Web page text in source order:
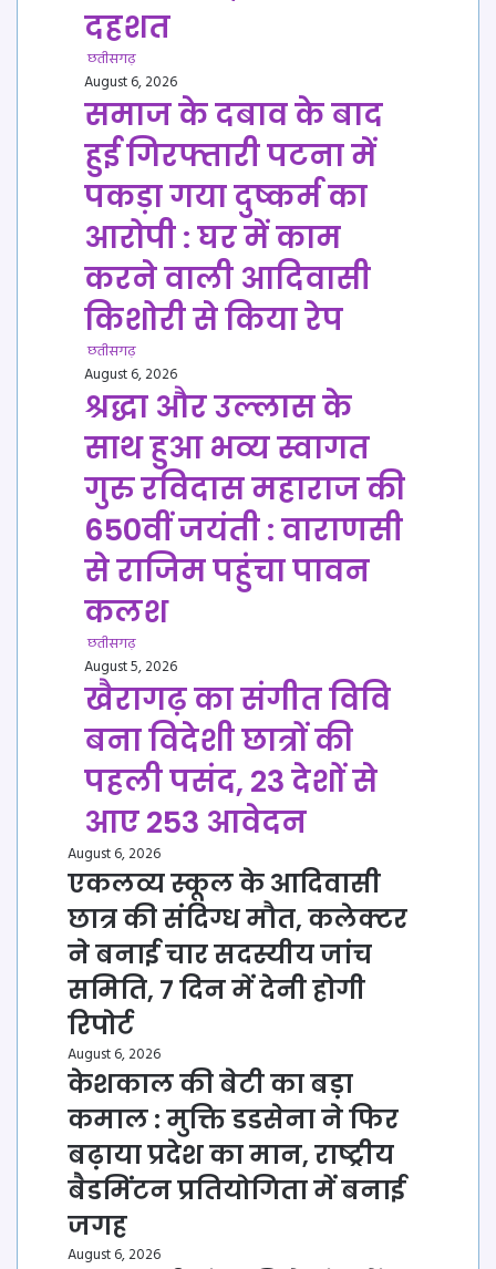
दहशत
छतीसगढ़
August 6, 2026
समाज के दबाव के बाद
हुई गिरफ्तारी पटना में
पकड़ा गया दुष्कर्म का
आरोपी : घर में काम
करने वाली आदिवासी
किशोरी से किया रेप
छतीसगढ़
August 6, 2026
श्रद्धा और उल्लास के
साथ हुआ भव्य स्वागत
गुरु रविदास महाराज की
650वीं जयंती : वाराणसी
से राजिम पहुंचा पावन
कलश
छतीसगढ़
August 5, 2026
खैरागढ़ का संगीत विवि
बना विदेशी छात्रों की
पहली पसंद, 23 देशों से
आए 253 आवेदन
August 6, 2026
एकलव्य स्कूल के आदिवासी
छात्र की संदिग्ध मौत, कलेक्टर
ने बनाई चार सदस्यीय जांच
समिति, 7 दिन में देनी होगी
रिपोर्ट
August 6, 2026
केशकाल की बेटी का बड़ा
कमाल : मुक्ति डडसेना ने फिर
बढ़ाया प्रदेश का मान, राष्ट्रीय
बैडमिंटन प्रतियोगिता में बनाई
जगह
August 6, 2026